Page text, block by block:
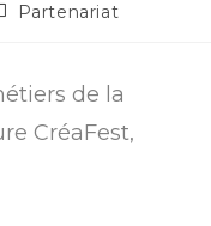
Partenariat
de la
CréaFest,